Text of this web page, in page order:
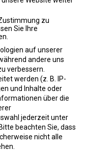
Woche in
Kauffrau für
Deine
zu
Sie Ihre
auf unserer
andere uns
verbessern.
werden (z. B. IP-
und Inhalte oder
über die
jederzeit unter
Bitte beachten Sie, dass
nicht alle